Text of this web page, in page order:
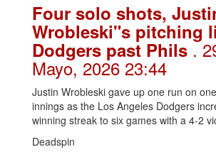
Four solo shots,
Wrobleski"s pitching
Dodgers past Phils .
Mayo, 2026 23:44
Justin Wrobleski gave up one run on
innings as the Los Angeles Dodgers
winning streak to six games with a 4-2
Deadspin